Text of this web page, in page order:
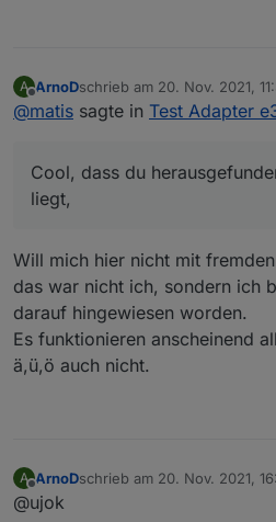
;v2:e3dc-
{v1:e3dc-
-v2}
A
Offline
ArnoDschrieb am 20. Nov. 2021,
zuletzt editiert von
@matis sagte in Test Adapter
Cool, dass du
liegt,
Will mich hier nicht mit
das war nicht ich, sondern ich
darauf hingewiesen worden.
Es funktionieren anscheinend
ä,ü,ö auch nicht.
A
Offline
ArnoDschrieb am 20. Nov. 2021,
zuletzt editiert von ArnoD
@ujok